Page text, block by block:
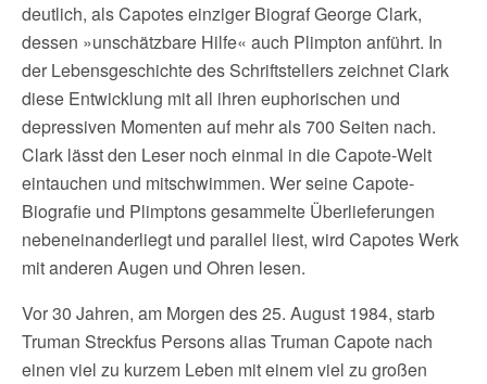
deutlich, als Capotes einziger Biograf George Clark,
dessen »unschätzbare Hilfe« auch Plimpton anführt. In
der Lebensgeschichte des Schriftstellers zeichnet Clark
diese Entwicklung mit all ihren euphorischen und
depressiven Momenten auf mehr als 700 Seiten nach.
Clark lässt den Leser noch einmal in die Capote-Welt
eintauchen und mitschwimmen. Wer seine Capote-
Biografie und Plimptons gesammelte Überlieferungen
nebeneinanderliegt und parallel liest, wird Capotes Werk
mit anderen Augen und Ohren lesen.
Vor 30 Jahren, am Morgen des 25. August 1984, starb
Truman Streckfus Persons alias Truman Capote nach
einen viel zu kurzem Leben mit einem viel zu großen